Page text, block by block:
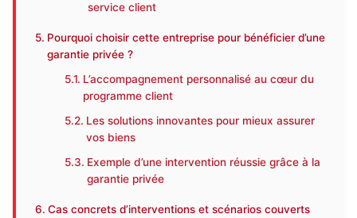
service client
Pourquoi choisir cette entreprise pour bénéficier d’une
garantie privée ?
L’accompagnement personnalisé au cœur du
programme client
Les solutions innovantes pour mieux assurer
vos biens
Exemple d’une intervention réussie grâce à la
garantie privée
Cas concrets d’interventions et scénarios couverts